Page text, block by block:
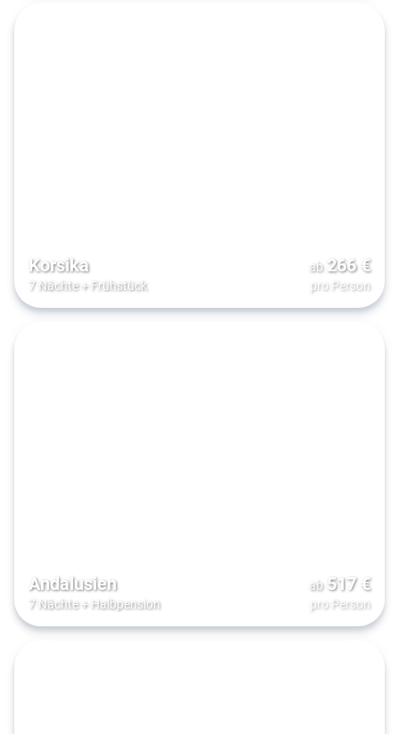
Korsika
7 Nächte+ Frühstück
ab 266€
pro Person
Andalusien
7 Nächte+ Halbpension
ab 517€
pro Person